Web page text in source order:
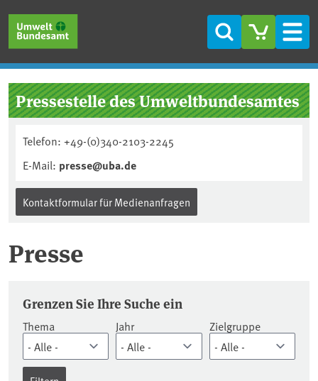
Suche
Pressestelle des Umweltbundesamtes
Telefon: +49-(0)340-2103-2245
E-Mail: presse@uba.de
Kontaktformular für Medienanfragen
Presse
Pressemitteilungen
Grenzen Sie Ihre Suche ein
Thema Jahr Zielgruppe